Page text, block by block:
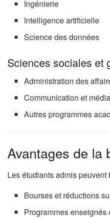
Ingénierie
Intelligence artificielle
Science des données
Sciences sociales et
Administration des
Communication et
Autres programmes
Avantages de la
Les étudiants admis peuvent
Bourses et réductions
Programmes